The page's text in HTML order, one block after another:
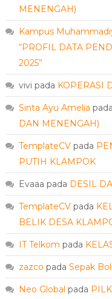
MENENGAH)
Kampus
“PROFIL DATA
2025”
vivi pada KOPERASI
Sinta Ayu Amelia pada
DAN MENENGAH)
TemplateCVpada
PUTIH KLAMPOK
Evaaa pada DESIL
TemplateCVpada
BELIK DESA
IT Telkom pada
zazco pada Sepak
Neo Global pada